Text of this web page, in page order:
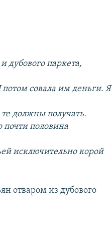
дубового паркета,
совала им деньги. Я
должны получать.
почти половина
исключительно корой
отваром из дубового